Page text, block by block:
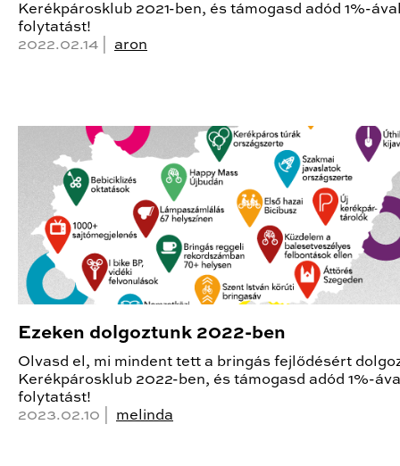
Kerékpárosklub 2021-ben, és támogasd adód 1%-
folytatást!
2022.02.14 | aron
Ezeken dolgoztunk 2022-ben
Olvasd el, mi mindent tett a bringás fejlődésért
Kerékpárosklub 2022-ben, és támogasd adód 1%-
folytatást!
2023.02.10 | melinda